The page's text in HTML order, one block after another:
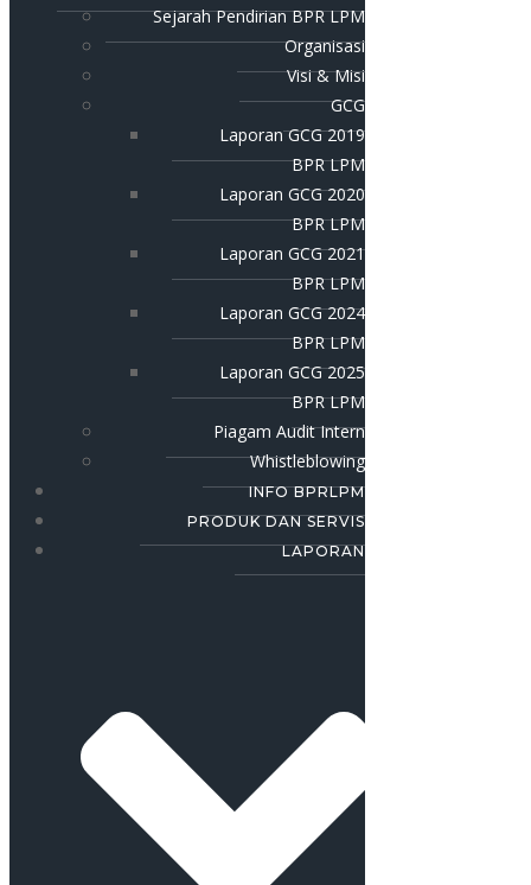
Sejarah Pendirian BPR LPM
Organisasi
Visi & Misi
GCG
Laporan GCG 2019
BPR LPM
Laporan GCG 2020
BPR LPM
Laporan GCG 2021
BPR LPM
Laporan GCG 2024
BPR LPM
Laporan GCG 2025
BPR LPM
Piagam Audit Intern
Whistleblowing
INFO BPRLPM
PRODUK DAN SERVIS
LAPORAN